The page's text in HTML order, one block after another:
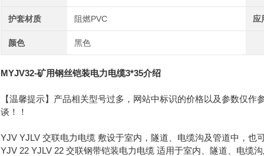
护套材质 阻燃PVC 应
颜色 黑色
MYJV32-矿用钢丝铠装电力电缆3*35介绍
【温馨提示】产品相关型号过多，网站中标识的价格以及参数仅
谈！！
YJV YJLV 交联电力电缆 敷设于室内，隧道、电缆沟及管道中，也
YJV 22 YJLV 22 交联钢带铠装电力电缆 适用于室内、隧道、电缆